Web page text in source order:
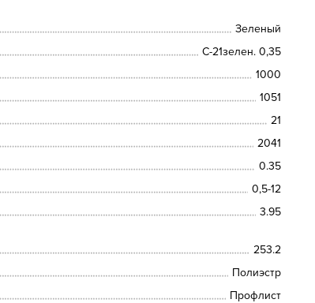
Зеленый
С-21зелен. 0,35
1000
1051
21
2041
0.35
0,5-12
3.95
253.2
Полиэстр
Профлист